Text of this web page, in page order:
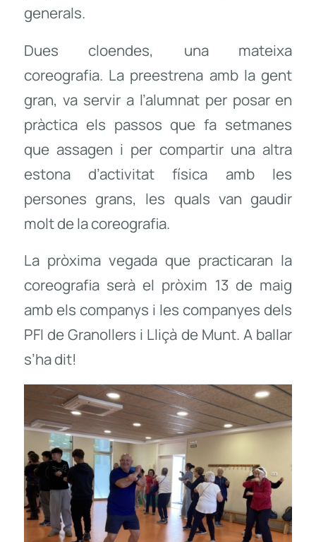
generals.
Dues cloendes, una mateixa
coreografia. La preestrena amb la gent
gran, va servir a l’alumnat per posar en
pràctica els passos que fa setmanes
que assagen i per compartir una altra
estona d’activitat física amb les
persones grans, les quals van gaudir
molt de la coreografia.
La pròxima vegada que practicaran la
coreografia serà el pròxim 13 de maig
amb els companys i les companyes dels
PFI de Granollers i Lliçà de Munt. A ballar
s’ha dit!